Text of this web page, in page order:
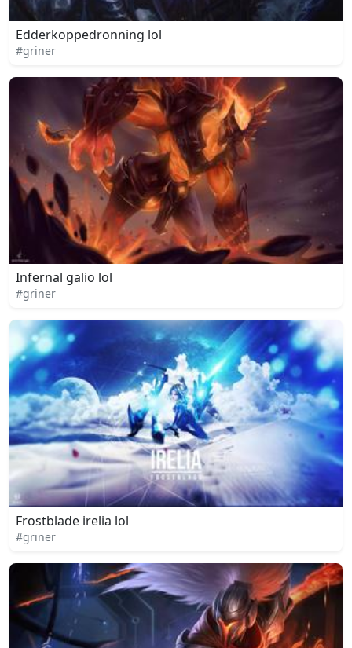
Edderkoppedronning lol
#griner
Infernal galio lol
#griner
Frostblade irelia lol
#griner